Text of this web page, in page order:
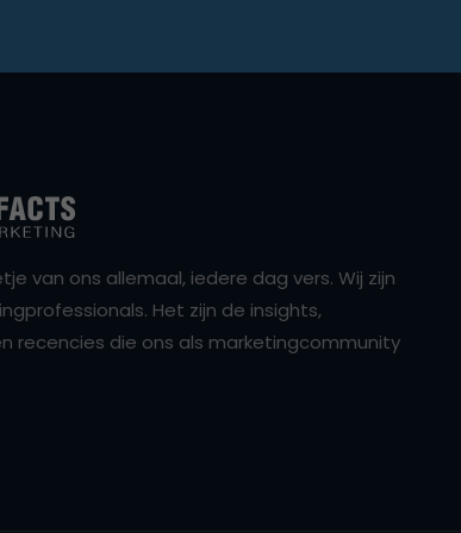
van ons allemaal, iedere dag vers. Wij zijn
Het zijn de insights,
recencies die ons als marketingcommunity